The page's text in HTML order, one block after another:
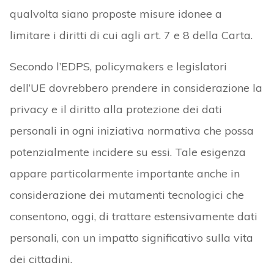
qualvolta siano proposte misure idonee a
limitare i diritti di cui agli art. 7 e 8 della Carta.
Secondo l’EDPS, policymakers e legislatori
dell’UE dovrebbero prendere in considerazione la
privacy e il diritto alla protezione dei dati
personali in ogni iniziativa normativa che possa
potenzialmente incidere su essi. Tale esigenza
appare particolarmente importante anche in
considerazione dei mutamenti tecnologici che
consentono, oggi, di trattare estensivamente dati
personali, con un impatto significativo sulla vita
dei cittadini.